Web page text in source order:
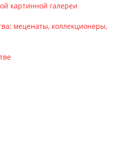
картинной галереи
меценаты, коллекционеры,